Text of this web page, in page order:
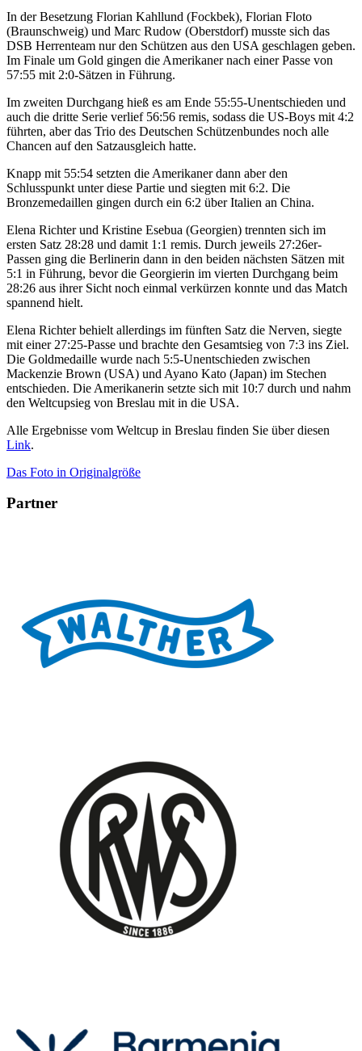
In der Besetzung Florian Kahllund (Fockbek), Florian Floto
(Braunschweig) und Marc Rudow (Oberstdorf) musste sich das
DSB Herrenteam nur den Schützen aus den USA geschlagen geben.
Im Finale um Gold gingen die Amerikaner nach einer Passe von
57:55 mit 2:0-Sätzen in Führung.
Im zweiten Durchgang hieß es am Ende 55:55-Unentschieden und
auch die dritte Serie verlief 56:56 remis, sodass die US-Boys mit 4:2
führten, aber das Trio des Deutschen Schützenbundes noch alle
Chancen auf den Satzausgleich hatte.
Knapp mit 55:54 setzten die Amerikaner dann aber den
Schlusspunkt unter diese Partie und siegten mit 6:2. Die
Bronzemedaillen gingen durch ein 6:2 über Italien an China.
Elena Richter und Kristine Esebua (Georgien) trennten sich im
ersten Satz 28:28 und damit 1:1 remis. Durch jeweils 27:26er-
Passen ging die Berlinerin dann in den beiden nächsten Sätzen mit
5:1 in Führung, bevor die Georgierin im vierten Durchgang beim
28:26 aus ihrer Sicht noch einmal verkürzen konnte und das Match
spannend hielt.
Elena Richter behielt allerdings im fünften Satz die Nerven, siegte
mit einer 27:25-Passe und brachte den Gesamtsieg von 7:3 ins Ziel.
Die Goldmedaille wurde nach 5:5-Unentschieden zwischen
Mackenzie Brown (USA) und Ayano Kato (Japan) im Stechen
entschieden. Die Amerikanerin setzte sich mit 10:7 durch und nahm
den Weltcupsieg von Breslau mit in die USA.
Alle Ergebnisse vom Weltcup in Breslau finden Sie über diesen
Link.
Das Foto in Originalgröße
Partner